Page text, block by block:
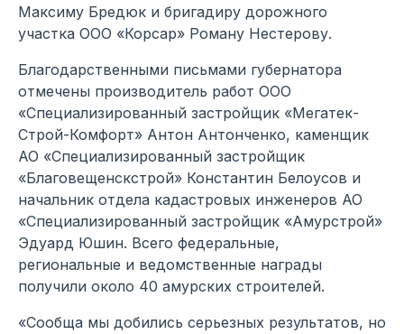
Максиму Бредюк и бригадиру дорожного
участка ООО «Корсар» Роману Нестерову.
Благодарственными письмами губернатора
отмечены производитель работ ООО
«Специализированный застройщик «Мегатек-
Строй-Комфорт» Антон Антонченко, каменщик
АО «Специализированный застройщик
«Благовещенскстрой» Константин Белоусов и
начальник отдела кадастровых инженеров АО
«Специализированный застройщик «Амурстрой»
Эдуард Юшин. Всего федеральные,
региональные и ведомственные награды
получили около 40 амурских строителей.
«Сообща мы добились серьезных результатов, но